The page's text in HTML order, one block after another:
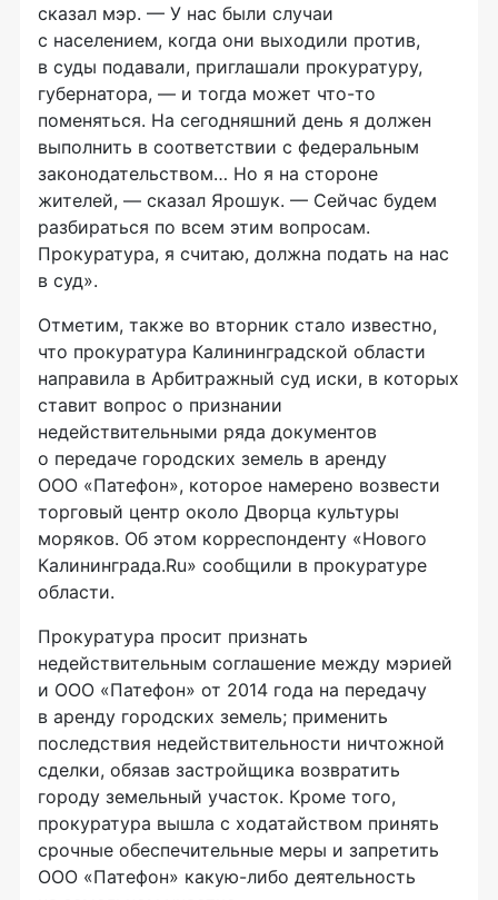
сказал мэр. — У нас были случаи
с населением, когда они выходили против,
в суды подавали, приглашали прокуратуру,
губернатора, — и тогда может что-то
поменяться. На сегодняшний день я должен
выполнить в соответствии с федеральным
законодательством… Но я на стороне
жителей, — сказал Ярошук. — Сейчас будем
разбираться по всем этим вопросам.
Прокуратура, я считаю, должна подать на нас
в суд».
Отметим, также во вторник стало известно,
что прокуратура Калининградской области
направила в Арбитражный суд иски, в которых
ставит вопрос о признании
недействительными ряда документов
о передаче городских земель в аренду
ООО «Патефон», которое намерено возвести
торговый центр около Дворца культуры
моряков. Об этом корреспонденту «Нового
Калининграда.Ru» сообщили в прокуратуре
области.
Прокуратура просит признать
недействительным соглашение между мэрией
и ООО «Патефон» от 2014 года на передачу
в аренду городских земель; применить
последствия недействительности ничтожной
сделки, обязав застройщика возвратить
городу земельный участок. Кроме того,
прокуратура вышла с ходатайством принять
срочные обеспечительные меры и запретить
ООО «Патефон» какую-либо деятельность